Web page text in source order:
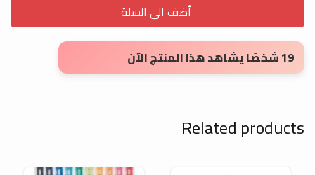
أضف الى السلة
19 شخصًا يشاهد هذا المنتج الآن
Related products